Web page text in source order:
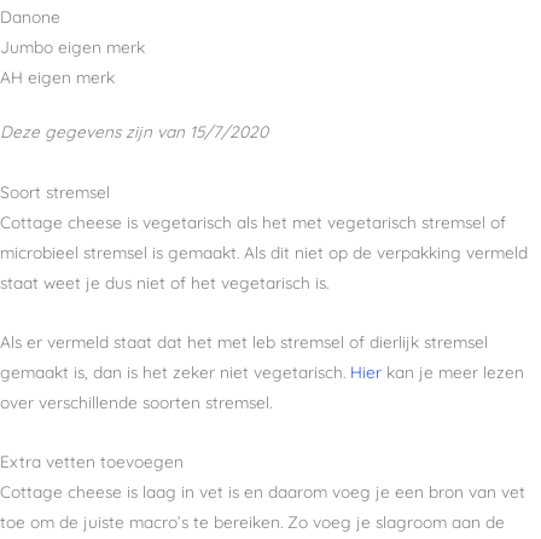
Danone
Jumbo eigen merk
AH eigen merk
Deze gegevens zijn van 15/7/2020
Soort stremsel
Cottage cheese is vegetarisch als het met vegetarisch stremsel of
microbieel stremsel is gemaakt. Als dit niet op de verpakking vermeld
staat weet je dus niet of het vegetarisch is.
Als er vermeld staat dat het met leb stremsel of dierlijk stremsel
gemaakt is, dan is het zeker niet vegetarisch. Hier kan je meer lezen
over verschillende soorten stremsel.
Extra vetten toevoegen
Cottage cheese is laag in vet is en daarom voeg je een bron van vet
toe om de juiste macro’s te bereiken. Zo voeg je slagroom aan de